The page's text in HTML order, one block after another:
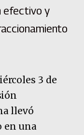
efectivo y
3 de
llevó
en una